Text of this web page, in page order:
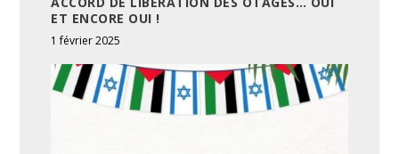
ET ENCORE OUI !
1 février 2025